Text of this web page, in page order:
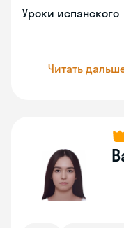
Уроки испанского
Читать